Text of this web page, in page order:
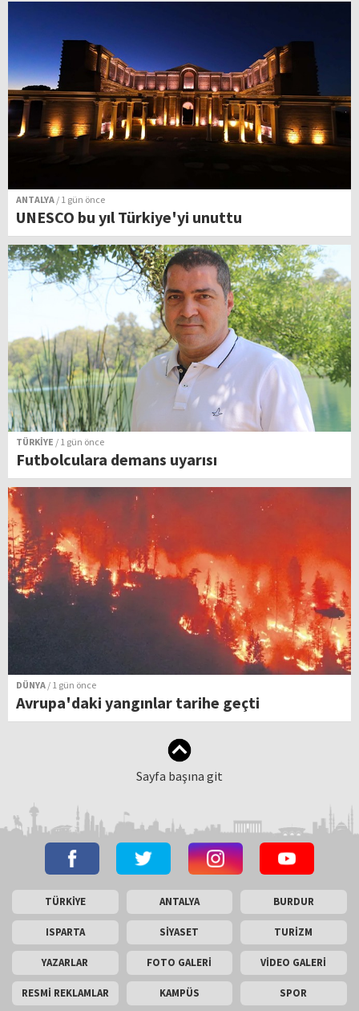
ANTALYA / 1 gün önce
UNESCO bu yıl Türkiye'yi unuttu
TÜRKİYE / 1 gün önce
Futbolculara demans uyarısı
DÜNYA / 1 gün önce
Avrupa'daki yangınlar tarihe geçti
Sayfa başına git
TÜRKİYE ANTALYA BURDUR
ISPARTA SİYASET TURİZM
YAZARLAR FOTO GALERİ VİDEO GALERİ
RESMİ REKLAMLAR KAMPÜS SPOR